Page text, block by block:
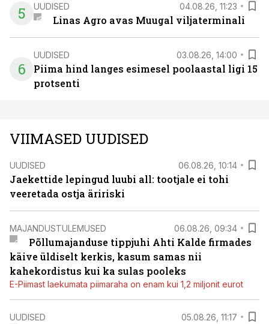
5 UUDISED 04.08.26, 11:23
Linas Agro avas Muugal viljaterminali
6
UUDISED 03.08.26, 14:00
Piima hind langes esimesel poolaastal ligi 15
protsenti
VIIMASED UUDISED
UUDISED 06.08.26, 10:14
Jaekettide lepingud luubi all: tootjale ei tohi
veeretada ostja äririski
MAJANDUSTULEMUSED 06.08.26, 09:34
Põllumajanduse tippjuhi Ahti Kalde firmades
käive üldiselt kerkis, kasum samas nii
kahekordistus kui ka sulas pooleks
E-Piimast laekumata piimaraha on enam kui 1,2 miljonit eurot
UUDISED 05.08.26, 11:17